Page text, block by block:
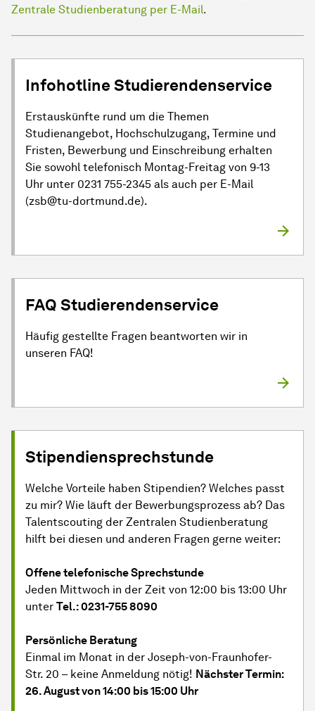
Zentrale Studienberatung per E-Mail.
Infohotline Studierendenservice
Erstauskünfte rund um die Themen
Studienangebot, Hochschulzugang, Termine und
Fristen, Bewerbung und Einschreibung erhalten
Sie sowohl telefonisch Montag-Freitag von 9-13
Uhr unter 0231 755-2345 als auch per E-Mail
(zsb@tu-dortmund.de).
FAQ Studierendenservice
Häufig gestellte Fragen beantworten wir in
unseren FAQ!
Stipendiensprechstunde
Welche Vorteile haben Stipendien? Welches passt
zu mir? Wie läuft der Bewerbungsprozess ab? Das
Talentscouting der Zentralen Studienberatung
hilft bei diesen und anderen Fragen gerne weiter:
Offene telefonische Sprechstunde
Jeden Mittwoch in der Zeit von 12:00 bis 13:00 Uhr
unter Tel.: 0231-755 8090
Persönliche Beratung
Einmal im Monat in der Joseph-von-Fraunhofer-
Str. 20 – keine Anmeldung nötig! Nächster Termin:
26. August von 14:00 bis 15:00 Uhr